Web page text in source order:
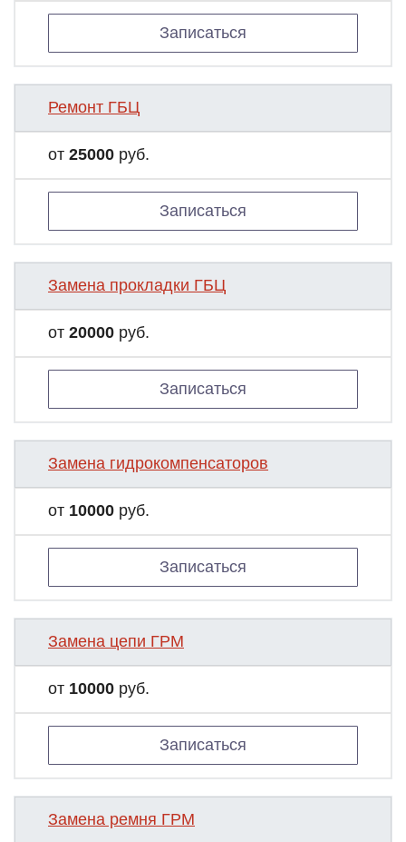
Записаться
Ремонт ГБЦ
от 25000 руб.
Записаться
Замена прокладки ГБЦ
от 20000 руб.
Записаться
Замена гидрокомпенсаторов
от 10000 руб.
Записаться
Замена цепи ГРМ
от 10000 руб.
Записаться
Замена ремня ГРМ